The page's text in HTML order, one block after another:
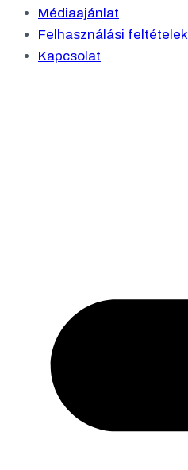
Médiaajánlat
Felhasználási feltételek
Kapcsolat